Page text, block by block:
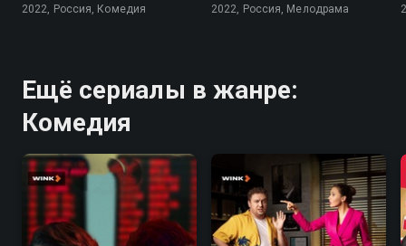
2022, Россия, Комедия 2022, Россия, Мелодрама
Ещё сериалы в жанре:
Комедия